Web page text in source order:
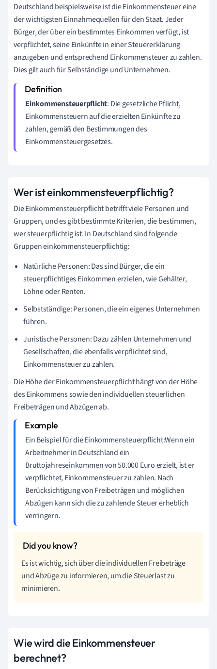
Deutschland beispielsweise ist die Einkommensteuer eine
der wichtigsten Einnahmequellen für den Staat. Jeder
Bürger, der über ein bestimmtes Einkommen verfügt, ist
verpflichtet, seine Einkünfte in einer Steuererklärung
anzugeben und entsprechend Einkommensteuer zu zahlen.
Dies gilt auch für Selbständige und Unternehmen.
Einkommensteuerpflicht: Die gesetzliche Pflicht,
Einkommensteuern auf die erzielten Einkünfte zu
zahlen, gemäß den Bestimmungen des
Einkommensteuergesetzes.
Wer ist einkommensteuerpflichtig?
Die Einkommensteuerpflicht betrifft viele Personen und
Gruppen, und es gibt bestimmte Kriterien, die bestimmen,
wer steuerpflichtig ist. In Deutschland sind folgende
Gruppen einkommensteuerpflichtig:
Natürliche Personen: Das sind Bürger, die ein
steuerpflichtiges Einkommen erzielen, wie Gehälter,
Löhne oder Renten.
Selbstständige: Personen, die ein eigenes Unternehmen
führen.
Juristische Personen: Dazu zählen Unternehmen und
Gesellschaften, die ebenfalls verpflichtet sind,
Einkommensteuer zu zahlen.
Die Höhe der Einkommensteuerpflicht hängt von der Höhe
des Einkommens sowie den individuellen steuerlichen
Freibeträgen und Abzügen ab.
Ein Beispiel für die Einkommensteuerpflicht:Wenn ein
Arbeitnehmer in Deutschland ein
Bruttojahreseinkommen von 50.000 Euro erzielt, ist er
verpflichtet, Einkommensteuer zu zahlen. Nach
Berücksichtigung von Freibeträgen und möglichen
Abzügen kann sich die zu zahlende Steuer erheblich
verringern.
Es ist wichtig, sich über die individuellen Freibeträge
und Abzüge zu informieren, um die Steuerlast zu
minimieren.
Wie wird die Einkommensteuer
berechnet?